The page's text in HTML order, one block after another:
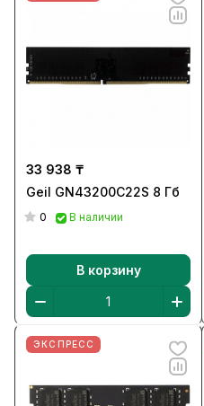
33 938 ₸
Geil GN43200C22S 8 Гб
0 В наличии
В корзину
ЭКСПРЕСС